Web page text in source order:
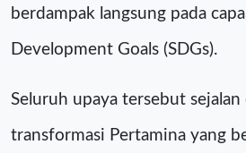
berdampak langsung pada
Development Goals (SDGs).
Seluruh upaya tersebut sejalan
transformasi Pertamina yang